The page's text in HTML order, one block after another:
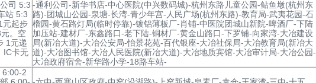
司 5:3
站 5:3
元起步
。空
1元递
IC卡无
-通利公司-新华书店-中心医院(中兴数码城)-杭州东路儿童公园-鲇鱼墩(杭州东
路)-团城山公园-泉塘-长湾-青少年宫-人民广场(杭州东路)-教育局-武夷花园-石
榴园-黄石路灯局(临时停靠)-镀铝薄板厂-肖铺-中医院团城山新院-啤酒厂-下陆
加压站-建材厂-东鑫路口-老下陆-铜材厂-黄金山路口-下罗铺-向家湾-大冶建设
局(新冶大道)-大冶公安局-怡景花苑-百代银座-大冶社保局-大冶教育局(新冶大
道)-大冶图书馆-大冶人民医院(新冶大道)-大冶地质宾馆-大冶审计局-大冶公园-
大冶政府宿舍-新华路小学-18路车站-
6:00-2